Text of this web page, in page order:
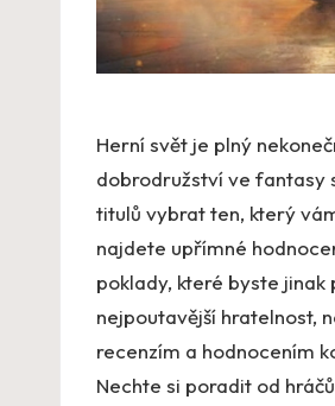
Herní svět je plný
dobrodružství ve fantasy
titulů vybrat ten, který
najdete upřímné
poklady, které byste jinak
nejpoutavější hratelnost,
recenzím a hodnocením
Nechte si poradit od